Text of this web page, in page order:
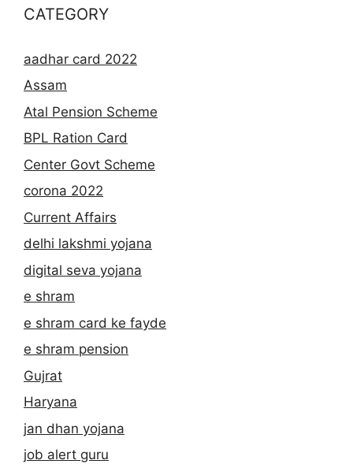
CATEGORY
aadhar card 2022
Assam
Atal Pension Scheme
BPL Ration Card
Center Govt Scheme
corona 2022
Current Affairs
delhi lakshmi yojana
digital seva yojana
e shram
e shram card ke fayde
e shram pension
Gujrat
Haryana
jan dhan yojana
job alert guru